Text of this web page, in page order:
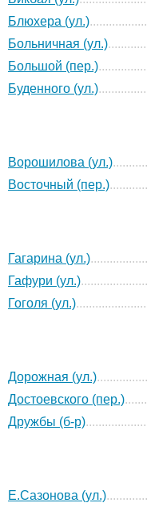
Блюхера (ул.)
Больничная (ул.)
Большой (пер.)
Буденного (ул.)
Ворошилова (ул.)
Восточный (пер.)
Гагарина (ул.)
Гафури (ул.)
Гоголя (ул.)
Дорожная (ул.)
Достоевского (пер.)
Дружбы (б-р)
Е.Сазонова (ул.)